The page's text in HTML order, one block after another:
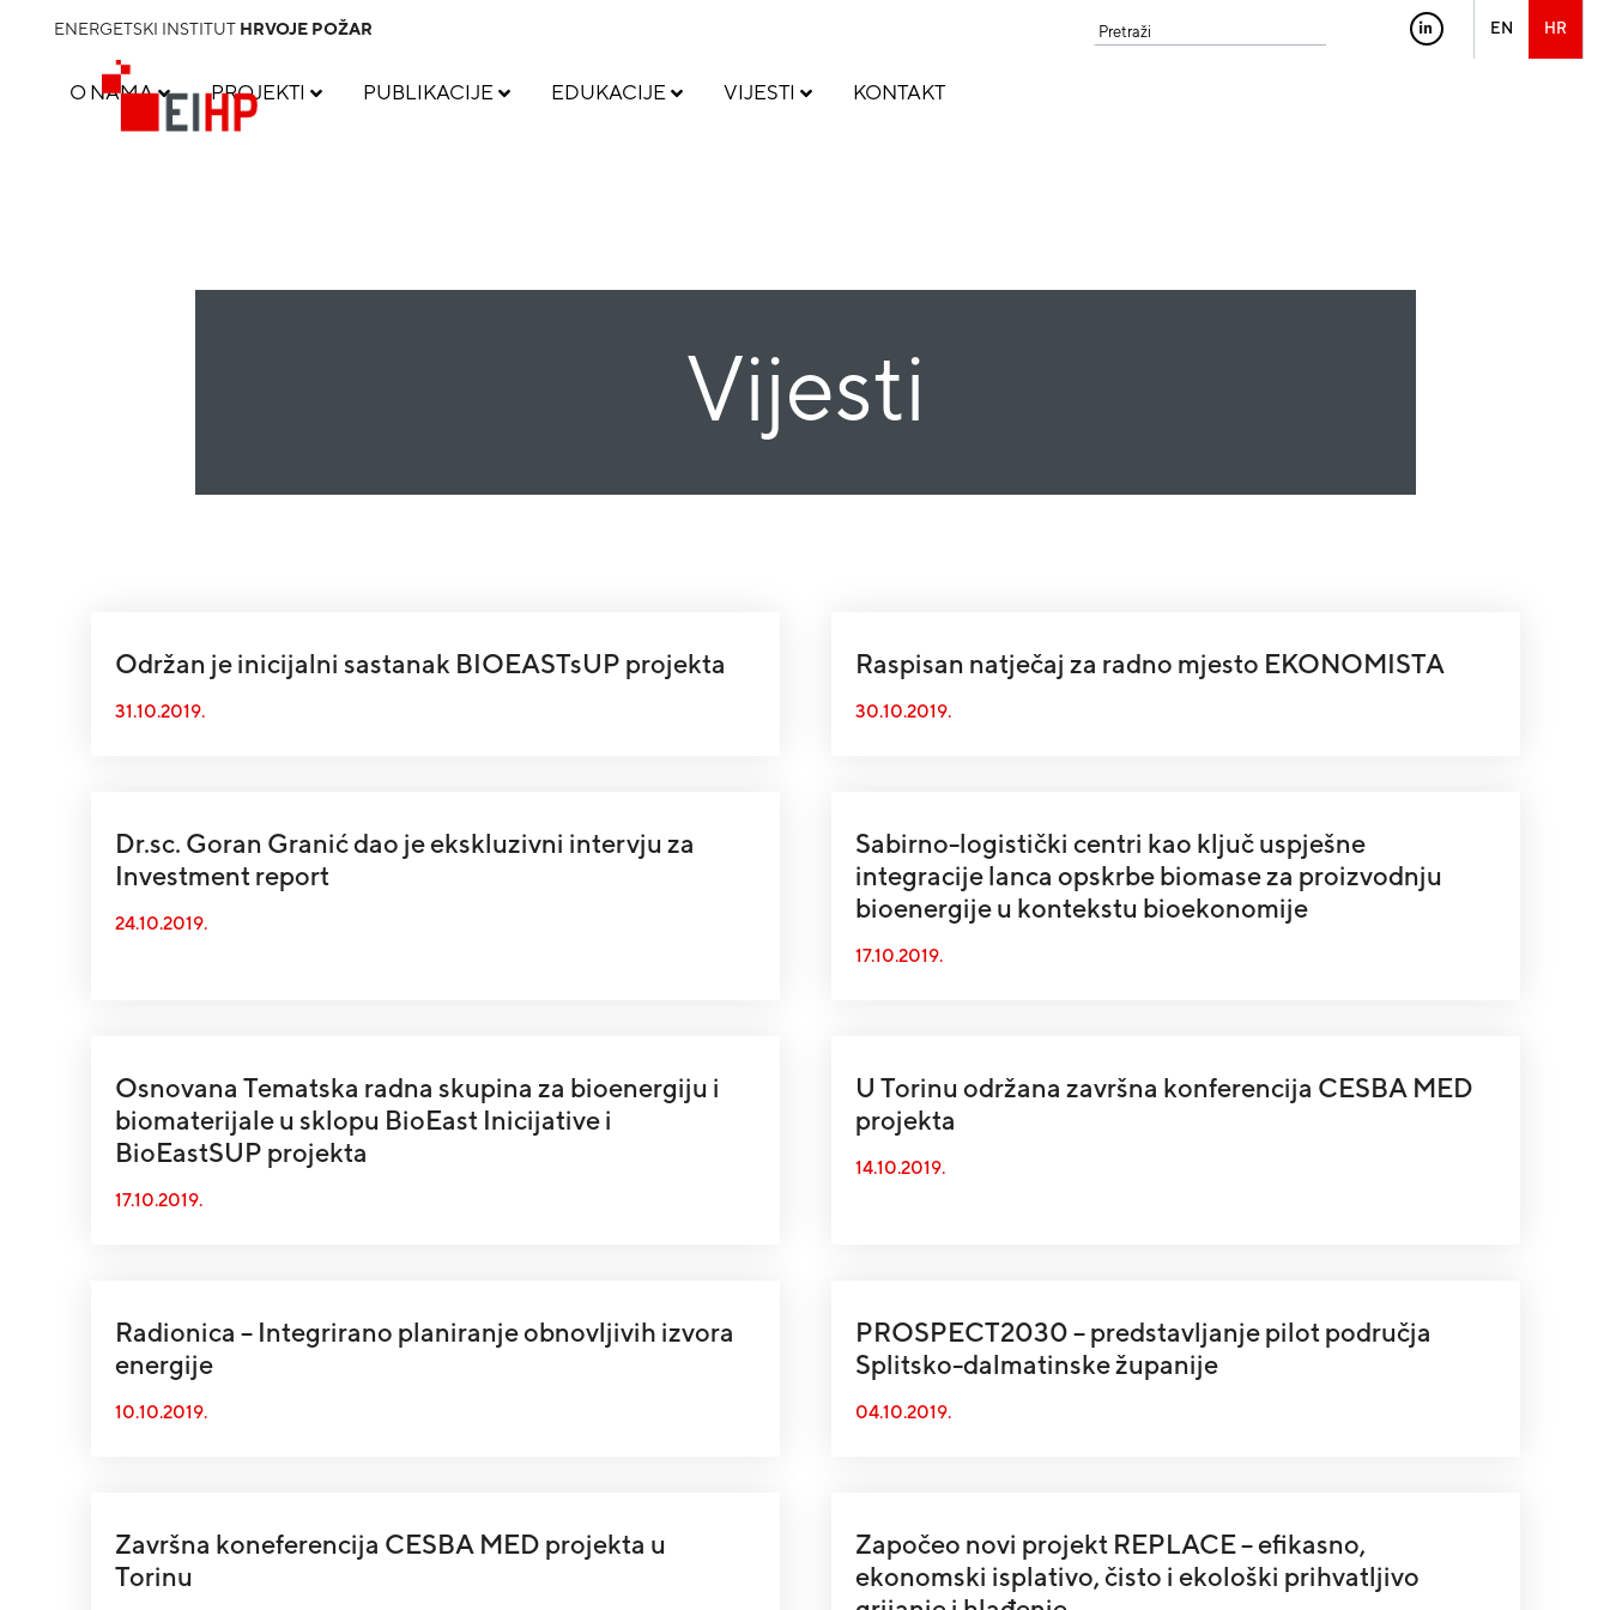
ENERGETSKI INSTITUT HRVOJE POŽAR EN HR
O NAMA PROJEKTI PUBLIKACIJE EDUKACIJE VIJESTI KONTAKT
Vijesti
Održan je inicijalni sastanak BIOEASTsUP projekta
31.10.2019.
Raspisan natječaj za radno mjesto EKONOMISTA
30.10.2019.
Dr.sc. Goran Granić dao je ekskluzivni intervju za
Investment report
24.10.2019.
Sabirno-logistički centri kao ključ uspješne
integracije lanca opskrbe biomase za proizvodnju
bioenergije u kontekstu bioekonomije
17.10.2019.
Osnovana Tematska radna skupina za bioenergiju i
biomaterijale u sklopu BioEast Inicijative i
BioEastSUP projekta
17.10.2019.
U Torinu održana završna konferencija CESBA MED
projekta
14.10.2019.
Radionica – Integrirano planiranje obnovljivih izvora
energije
10.10.2019.
PROSPECT2030 – predstavljanje pilot područja
Splitsko-dalmatinske županije
04.10.2019.
Završna koneferencija CESBA MED projekta u
Torinu
Započeo novi projekt REPLACE – efikasno,
ekonomski isplativo, čisto i ekološki prihvatljivo